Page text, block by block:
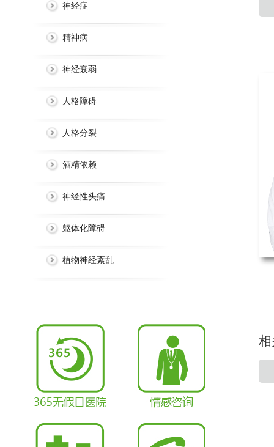
神经症
精神病
神经衰弱
人格障碍
人格分裂
酒精依赖
神经性头痛
躯体化障碍
植物神经紊乱